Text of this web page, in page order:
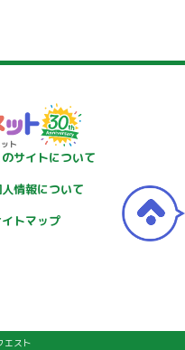
サイトについて
情報について
トマップ
エスト